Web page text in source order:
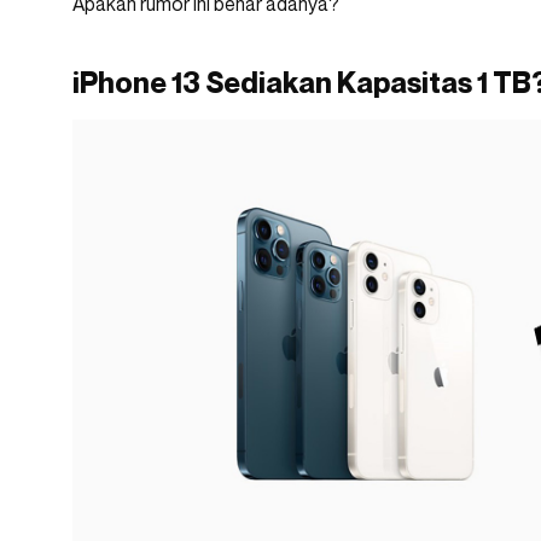
iPhone 13 Sediakan Kapasitas 1